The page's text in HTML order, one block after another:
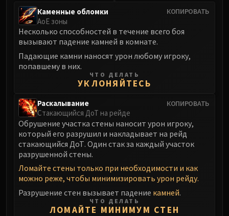
DRAGON SOUL
Warlord Zon'ozz
Yor'sahj the Unsleeping
Hagara the Stormbinder
Ultraxion
Majordomo Staghelm
Madness of Deathwing
NERUB-AR PALACE
Ulgrax the Devourer
Bloodbound Horror
Sikran, Captain of the Sureki
Rashanan
Broodtwister Ovinax
Nexus Princess Kyveza
КОПИРОВАТЬ
Каменные обломки
АоЕ зоны
Несколько способностей в течение всего боя
вызывают падение камней в комнате.
Падающие камни наносят урон любому игроку,
попавшему в них.
ЧТО ДЕЛАТЬ
УКЛОНЯЙТЕСЬ
КОПИРОВАТЬ
Раскалывание
Стакающийся ДоТ на рейде
Обрушение участка стены наносит урон игроку,
который его разрушил и накладывает на рейд
стакающийся ДоТ. Один стак за каждый участок
разрушенной стены.
Ломайте стены только при необходимости и как
можно реже, чтобы минимизировать урон рейду.
Разрушение стен вызывает падение камней.
ЧТО ДЕЛАТЬ
ЛОМАЙТЕ МИНИМУМ СТЕН